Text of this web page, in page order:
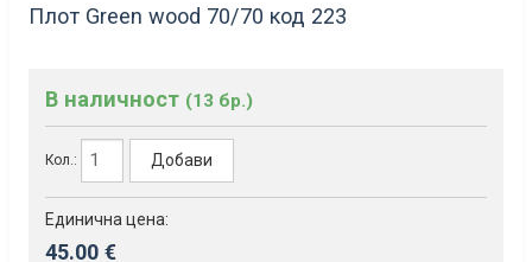
Плот Green wood 70/70 код 223
В наличност (13 бр.)
Кол.: Добави
Единична цена:
45.00 €